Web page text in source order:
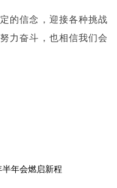
的信念，迎接各种挑战
力奋斗，也相信我们会
半年会燃启新程